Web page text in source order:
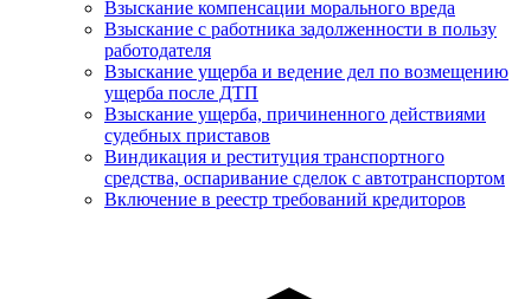
Взыскание компенсации морального вреда
Взыскание с работника задолженности в пользу
работодателя
Взыскание ущерба и ведение дел по возмещению
ущерба после ДТП
Взыскание ущерба, причиненного действиями
судебных приставов
Виндикация и реституция транспортного
средства, оспаривание сделок с автотранспортом
Включение в реестр требований кредиторов